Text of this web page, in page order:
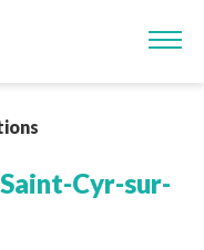
contenu principal
Saint-Cyr-sur-